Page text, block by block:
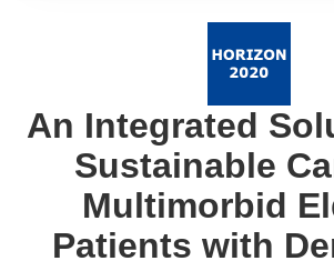
An Integrated
Sustainable
Multimorbid
Patients with